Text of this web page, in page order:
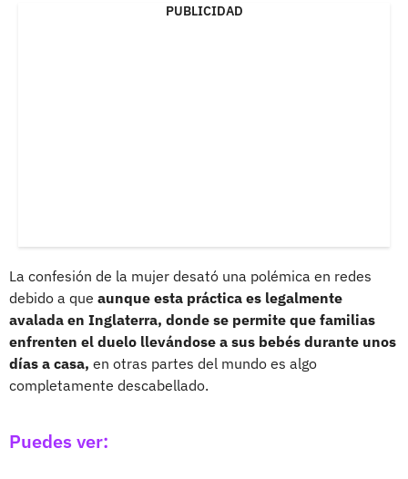
PUBLICIDAD
La confesión de la mujer desató una polémica en redes
debido a que aunque esta práctica es legalmente
avalada en Inglaterra, donde se permite que familias
enfrenten el duelo llevándose a sus bebés durante unos
días a casa, en otras partes del mundo es algo
completamente descabellado.
Puedes ver: